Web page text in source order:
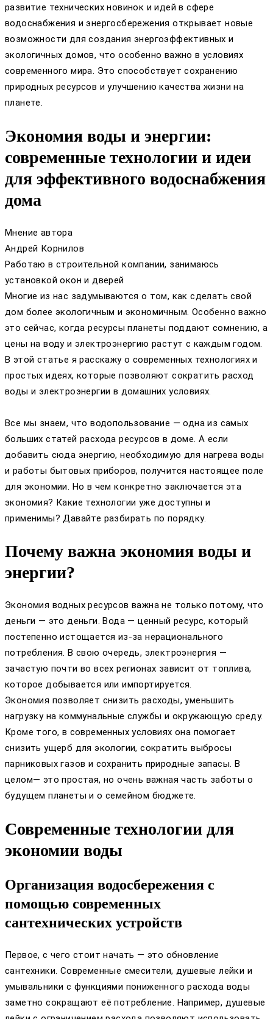
развитие технических новинок и идей в сфере
водоснабжения и энергосбережения открывает новые
возможности для создания энергоэффективных и
экологичных домов, что особенно важно в условиях
современного мира. Это способствует сохранению
природных ресурсов и улучшению качества жизни на
планете.
Экономия воды и энергии:
современные технологии и идеи
для эффективного водоснабжения
дома
Мнение автора
Андрей Корнилов
Работаю в строительной компании, занимаюсь
установкой окон и дверей
Многие из нас задумываются о том, как сделать свой
дом более экологичным и экономичным. Особенно важно
это сейчас, когда ресурсы планеты поддают сомнению, а
цены на воду и электроэнергию растут с каждым годом.
В этой статье я расскажу о современных технологиях и
простых идеях, которые позволяют сократить расход
воды и электроэнергии в домашних условиях.
Все мы знаем, что водопользование — одна из самых
больших статей расхода ресурсов в доме. А если
добавить сюда энергию, необходимую для нагрева воды
и работы бытовых приборов, получится настоящее поле
для экономии. Но в чем конкретно заключается эта
экономия? Какие технологии уже доступны и
применимы? Давайте разбирать по порядку.
Почему важна экономия воды и
энергии?
Экономия водных ресурсов важна не только потому, что
деньги — это деньги. Вода — ценный ресурс, который
постепенно истощается из-за нерационального
потребления. В свою очередь, электроэнергия —
зачастую почти во всех регионах зависит от топлива,
которое добывается или импортируется.
Экономия позволяет снизить расходы, уменьшить
нагрузку на коммунальные службы и окружающую среду.
Кроме того, в современных условиях она помогает
снизить ущерб для экологии, сократить выбросы
парниковых газов и сохранить природные запасы. В
целом— это простая, но очень важная часть заботы о
будущем планеты и о семейном бюджете.
Современные технологии для
экономии воды
Организация водосбережения с
помощью современных
сантехнических устройств
Первое, с чего стоит начать — это обновление
сантехники. Современные смесители, душевые лейки и
умывальники с функциями пониженного расхода воды
заметно сокращают её потребление. Например, душевые